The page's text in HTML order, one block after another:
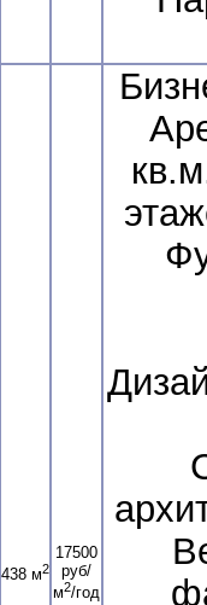
438 м2
17500
руб/
м2/год